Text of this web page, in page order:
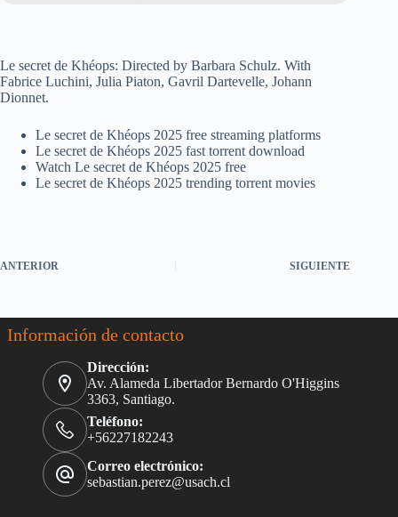
Le secret de Khéops: Directed by Barbara Schulz. With
Fabrice Luchini, Julia Piaton, Gavril Dartevelle, Johann
Dionnet.
Le secret de Khéops 2025 free streaming platforms
Le secret de Khéops 2025 fast torrent download
Watch Le secret de Khéops 2025 free
Le secret de Khéops 2025 trending torrent movies
ANTERIOR SIGUIENTE
Información de contacto
Dirección:
Av. Alameda Libertador Bernardo O'Higgins
3363, Santiago.
Teléfono:
+56227182243
Correo electrónico:
sebastian.perez@usach.cl